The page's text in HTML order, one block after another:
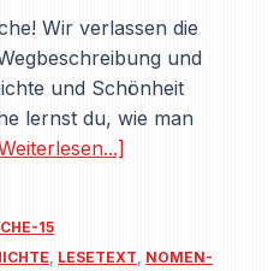
Wir verlassen die
und
und Schönheit
lernst du, wie man
15
, LESETEXT, NOMEN-